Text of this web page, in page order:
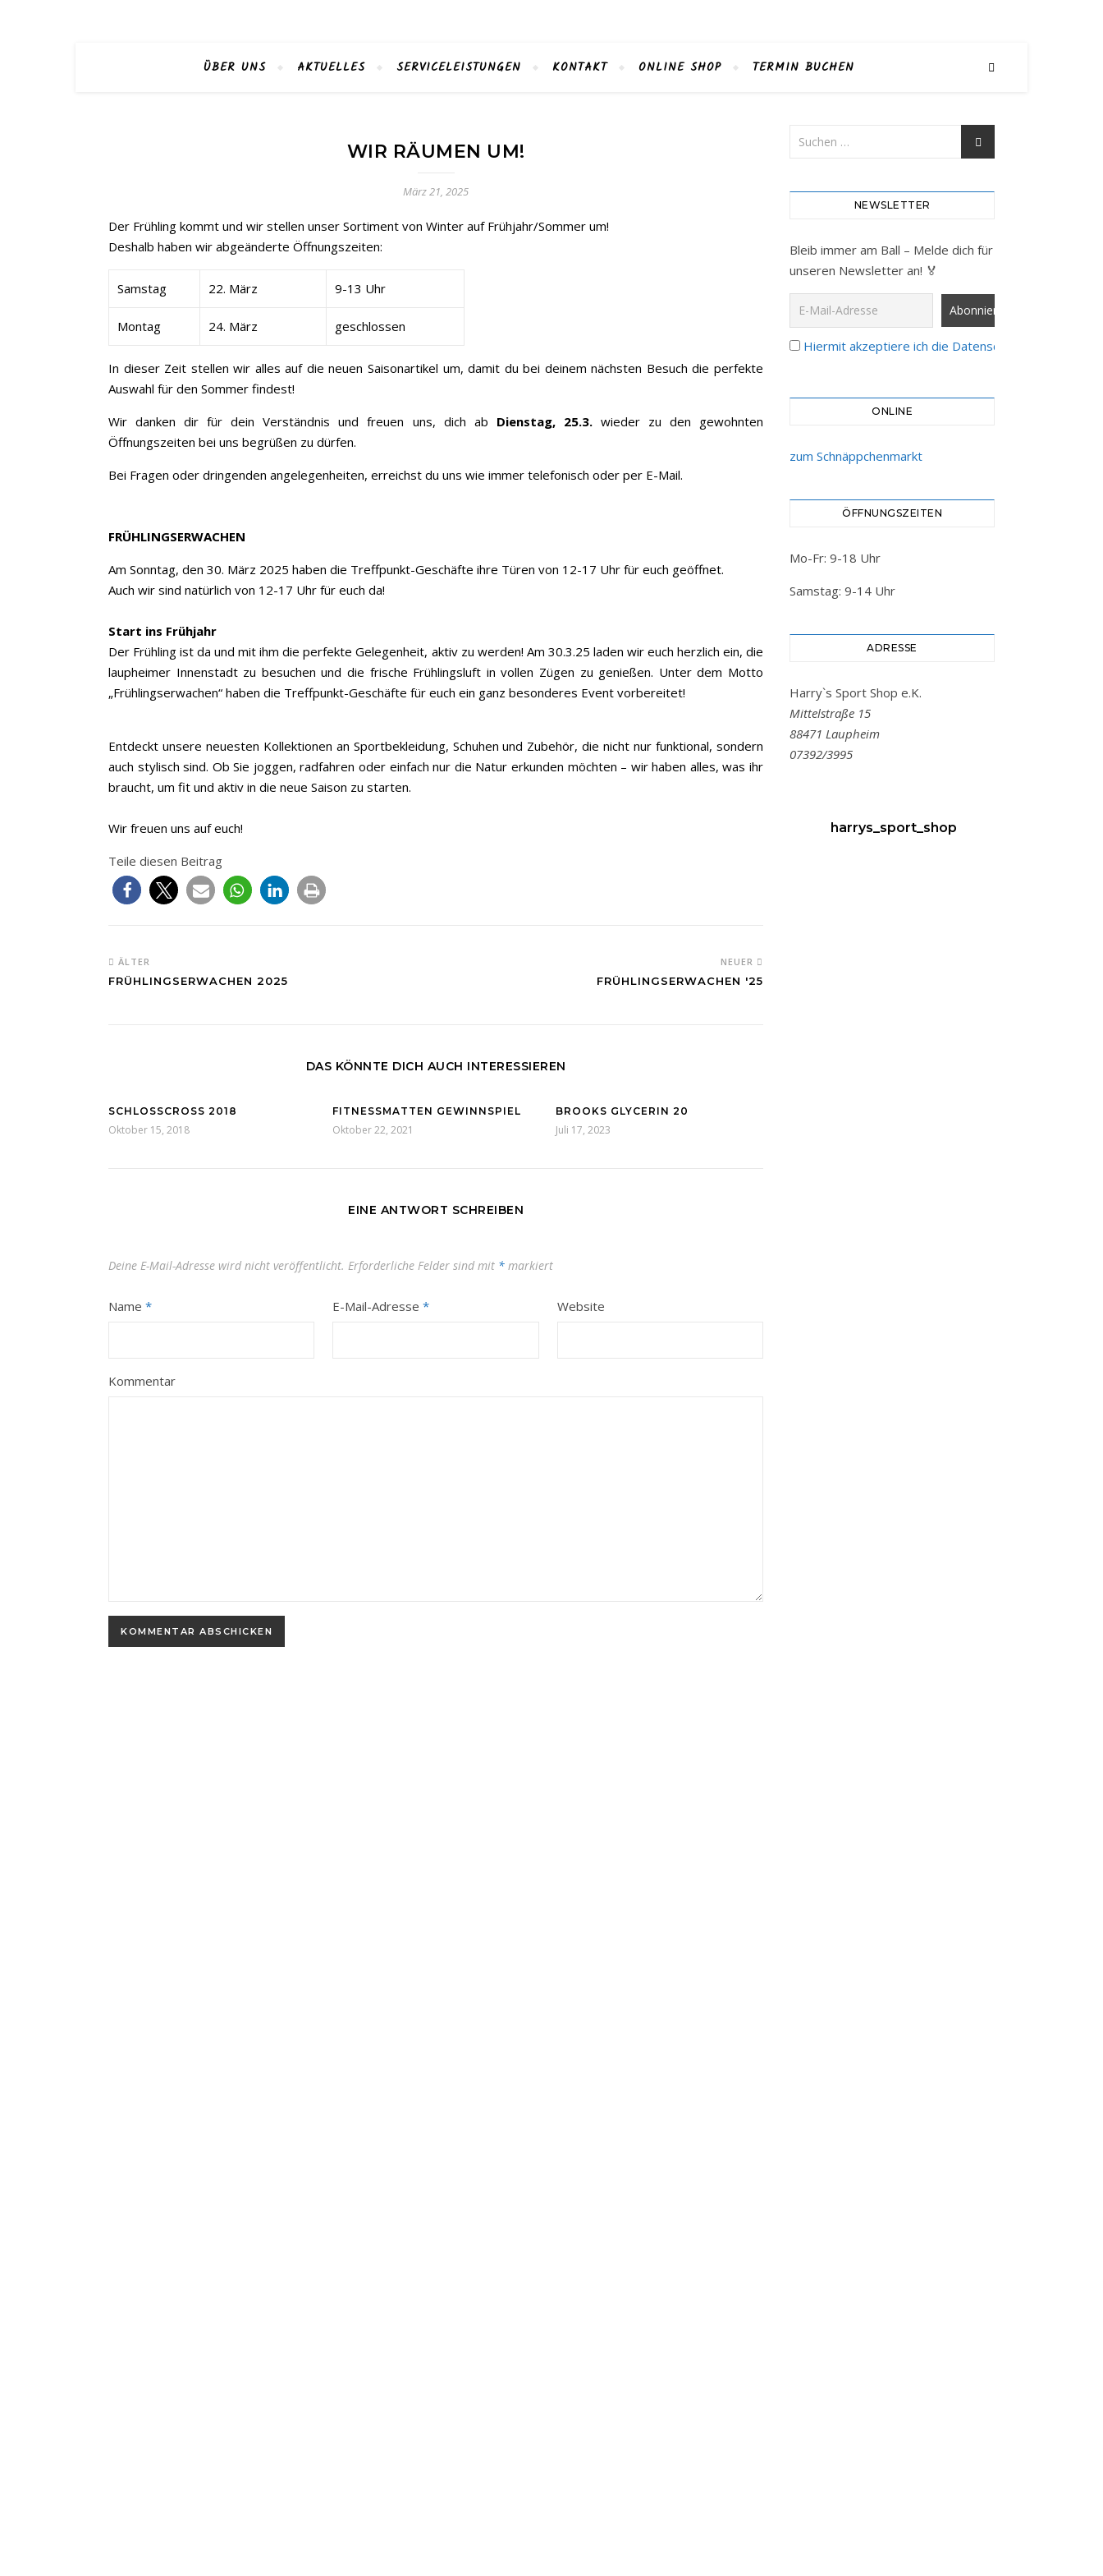
ÜBER UNS AKTUELLES SERVICELEISTUNGEN KONTAKT ONLINE SHOP TERMIN BUCHEN
WIR RÄUMEN UM!
März 21, 2025
Der Frühling kommt und wir stellen unser Sortiment von Winter auf Frühjahr/Sommer um!
Deshalb haben wir abgeänderte Öffnungszeiten:
Samstag 22. März 9-13 Uhr
Montag 24. März geschlossen
In dieser Zeit stellen wir alles auf die neuen Saisonartikel um, damit du bei deinem nächsten Besuch die perfekte
Auswahl für den Sommer findest!
Wir danken dir für dein Verständnis und freuen uns, dich ab Dienstag, 25.3. wieder zu den gewohnten
Öffnungszeiten bei uns begrüßen zu dürfen.
Bei Fragen oder dringenden angelegenheiten, erreichst du uns wie immer telefonisch oder per E-Mail.
FRÜHLINGSERWACHEN
Am Sonntag, den 30. März 2025 haben die Treffpunkt-Geschäfte ihre Türen von 12-17 Uhr für euch geöffnet.
Auch wir sind natürlich von 12-17 Uhr für euch da!
Start ins Frühjahr
Der Frühling ist da und mit ihm die perfekte Gelegenheit, aktiv zu werden! Am 30.3.25 laden wir euch herzlich ein, die
laupheimer Innenstadt zu besuchen und die frische Frühlingsluft in vollen Zügen zu genießen. Unter dem Motto
„Frühlingserwachen“ haben die Treffpunkt-Geschäfte für euch ein ganz besonderes Event vorbereitet!
Entdeckt unsere neuesten Kollektionen an Sportbekleidung, Schuhen und Zubehör, die nicht nur funktional, sondern
auch stylisch sind. Ob Sie joggen, radfahren oder einfach nur die Natur erkunden möchten – wir haben alles, was ihr
braucht, um fit und aktiv in die neue Saison zu starten.
Wir freuen uns auf euch!
Teile diesen Beitrag
ÄLTER
FRÜHLINGSERWACHEN 2025
NEUER
FRÜHLINGSERWACHEN '25
DAS KÖNNTE DICH AUCH INTERESSIEREN
SCHLOSSCROSS 2018
Oktober 15, 2018
FITNESSMATTEN GEWINNSPIEL
Oktober 22, 2021
BROOKS GLYCERIN 20
Juli 17, 2023
EINE ANTWORT SCHREIBEN
Deine E-Mail-Adresse wird nicht veröffentlicht. Erforderliche Felder sind mit * markiert
Name * E-Mail-Adresse* Website
Kommentar
NEWSLETTER
Bleib immer am Ball – Melde dich für
unseren Newsletter an! 🏅
Hiermit akzeptiere ich die
ONLINE
zum Schnäppchenmarkt
ÖFFNUNGSZEITEN
Mo-Fr: 9-18 Uhr
Samstag: 9-14 Uhr
ADRESSE
Harry`s Sport Shop e.K.
Mittelstraße 15
88471 Laupheim
07392/3995
harrys_sport_shop